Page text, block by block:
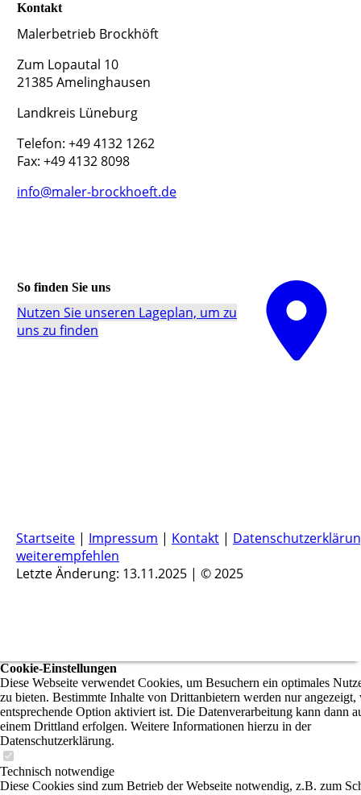
Kontakt
Malerbetrieb Brockhöft
Zum Lopautal 10
21385 Amelinghausen
Landkreis Lüneburg
Telefon: +49 4132 1262
Fax: +49 4132 8098
info@maler-brockhoeft.de
So finden Sie uns
Nutzen Sie unseren La­ge­plan, um zu
uns zu finden
Startseite | Impressum | Kontakt |
weiterempfehlen
Letzte Änderung: 13.11.2025 | © 2025
Cookie-Einstellungen
Diese Webseite verwendet Cookies, um Besuchern ein optimales
zu bieten. Bestimmte Inhalte von Drittanbietern werden nur angezeigt,
entsprechende Option aktiviert ist. Die Datenverarbeitung kann dann
einem Drittland erfolgen. Weitere Informationen hierzu in der
Datenschutzerklärung.
Technisch notwendige
Diese Cookies sind zum Betrieb der Webseite notwendig, z.B. zum